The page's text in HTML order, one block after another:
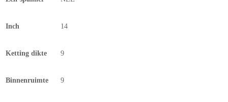
Inch 14
Ketting dikte 9
Binnenruimte 9